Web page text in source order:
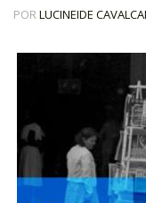
Pesquisa
Iniciação
Pré-
GIP
Pró-
PORLUCINEIDE